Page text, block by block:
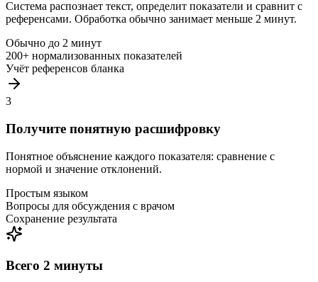
Система распознает текст, определит показатели и сравнит с
референсами. Обработка обычно занимает меньше 2 минут.
Обычно до 2 минут
200+ нормализованных показателей
Учёт референсов бланка
3
Получите понятную расшифровку
Понятное объяснение каждого показателя: сравнение с
нормой и значение отклонений.
Простым языком
Вопросы для обсуждения с врачом
Сохранение результата
Всего 2 минуты